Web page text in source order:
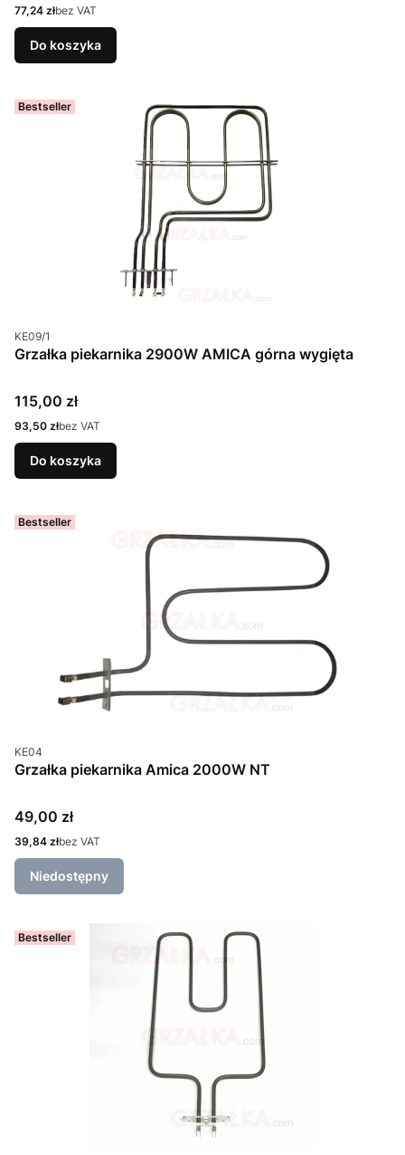
Cena
77,24 złbez VAT
Do koszyka
Bestseller
Kod produktu
KE09/1
Grzałka piekarnika 2900W AMICA górna wygięta
Cena
115,00 zł
Cena
93,50 złbez VAT
Do koszyka
Bestseller
Kod produktu
KE04
Grzałka piekarnika Amica 2000W NT
Cena
49,00 zł
Cena
39,84 złbez VAT
Niedostępny
Bestseller